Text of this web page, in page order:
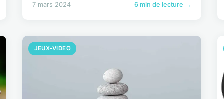
7 mars 2024 6 min de lecture →
JEUX-VIDEO